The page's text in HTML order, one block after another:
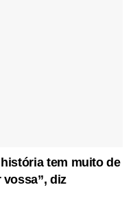
tem muito de
diz